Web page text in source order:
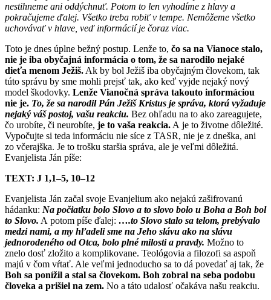
nestihneme ani oddýchnuť. Potom to len vyhodíme z hlavy a
pokračujeme ďalej. Všetko treba robiť v tempe. Nemôžeme všetko
uchovávať v hlave, veď informácií je čoraz viac.
Toto je dnes úplne bežný postup. Lenže to, čo sa na Vianoce stalo,
nie je iba obyčajná informácia o tom, že sa narodilo nejaké
dieťa menom Ježiš. Ak by bol Ježiš iba obyčajným človekom, tak
túto správu by sme mohli prejsť tak, ako keď vyjde nejaký nový
model škodovky. Lenže Vianočná správa takouto informáciou
nie je. To, že sa narodil Pán Ježiš Kristus je správa, ktorá vyžaduje
nejaký váš postoj, vašu reakciu. Bez ohľadu na to ako zareagujete,
čo urobíte, či neurobíte, je to vaša reakcia. A je to životne dôležité.
Vypočujte si teda informáciu nie síce z TASR, nie je z dneška, ani
zo včerajška. Je to trošku staršia správa, ale je veľmi dôležitá.
Evanjelista Ján píše:
TEXT: J 1,1–5, 10–12
Evanjelista Ján začal svoje Evanjelium ako nejakú zašifrovanú
hádanku: Na počiatku bolo Slovo a to slovo bolo u Boha a Boh bol
to Slovo. A potom píše ďalej: ….to Slovo stalo sa telom, prebývalo
medzi nami, a my hľadeli sme na Jeho slávu ako na slávu
jednorodeného od Otca, bolo plné milosti a pravdy. Možno to
znelo dosť zložito a komplikovane. Teológovia a filozofi sa aspoň
majú v čom vŕtať. Ale veľmi jednoducho sa to dá povedať aj tak, že
Boh sa ponížil a stal sa človekom. Boh zobral na seba podobu
človeka a prišiel na zem. No a táto udalosť očakáva našu reakciu.